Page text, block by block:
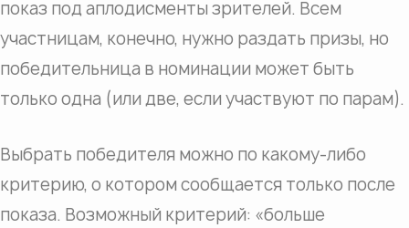
показ под аплодисменты зрителей. Всем
участницам, конечно, нужно раздать призы, но
победительница в номинации может быть
только одна (или две, если участвуют по парам).
Выбрать победителя можно по какому-либо
критерию, о котором сообщается только после
показа. Возможный критерий: «больше